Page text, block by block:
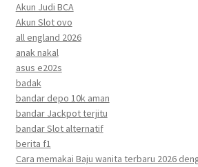
Akun Judi BCA
Akun Slot ovo
all england 2026
anak nakal
asus e202s
badak
bandar depo 10k aman
bandar Jackpot terjitu
bandar Slot alternatif
berita f1
Cara memakai Baju wanita terbaru 2026